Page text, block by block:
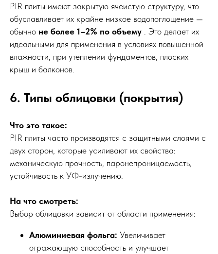
PIR плиты имеют закрытую ячеистую структуру, что
обуславливает их крайне низкое водопоглощение —
обычно не более 1–2% по объему . Это делает их
идеальными для применения в условиях повышенной
влажности, при утеплении фундаментов, плоских
крыш и балконов.
6. Типы облицовки (покрытия)
Что это такое:
PIR плиты часто производятся с защитными слоями с
двух сторон, которые усиливают их свойства:
механическую прочность, паронепроницаемость,
устойчивость к УФ-излучению.
На что смотреть:
Выбор облицовки зависит от области применения:
Алюминиевая фольга: Увеличивает
отражающую способность и улучшает